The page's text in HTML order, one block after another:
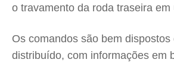
o travamento da roda traseira
Os comandos são bem
distribuído, com informações em